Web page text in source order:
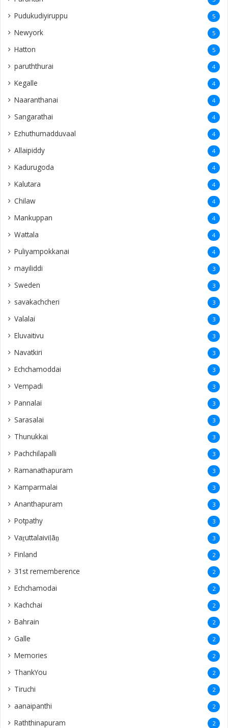
Pudukudiyiruppu 5
Newyork 5
Hatton 5
paruththurai 4
Kegalle 4
Naaranthanai 4
Sangarathai 4
Ezhuthumadduvaal 4
Allaipiddy 4
Kadurugoda 4
Kalutara 4
Chilaw 4
Mankuppan 4
Wattala 4
Puliyampokkanai 4
mayiliddi 3
Sweden 3
savakachcheri 3
Valalai 3
Eluvaitivu 3
Navatkiri 3
Echchamoddai 3
Vempadi 3
Pannalai 3
Sarasalai 3
Thunukkai 3
Pachchilapalli 3
Ramanathapuram 3
Kamparmalai 3
Ananthapuram 3
‎Potpathy 3
Vaṟuttalaiviḷāṉ 3
Finland 2
31st rememberence 2
Echchamodai 2
Kachchai 2
Bahrain 2
Galle 2
Memories 2
ThankYou 2
Tiruchi 2
aanaipanthi 2
Raththinapuram 2